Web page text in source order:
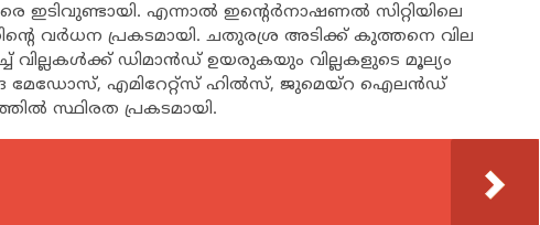
ഇടിവുണ്ടായി. എന്നാല്‍ ഇന്റെര്‍നാഷണല്‍ സിറ്റിയിലെ
വര്‍ധന പ്രകടമായി. ചതുരശ്ര അടിക്ക് കുത്തനെ വില
ഡിമാന്‍ഡ് ഉയരുകയും വില്ലകളുടെ മൂല്യം
ദ മേഡോസ്, എമിറേറ്റ്‌സ് ഹില്‍സ്, ജുമെയ്‌റ ഐലന്‍ഡ്
സ്ഥിരത പ്രകടമായി.